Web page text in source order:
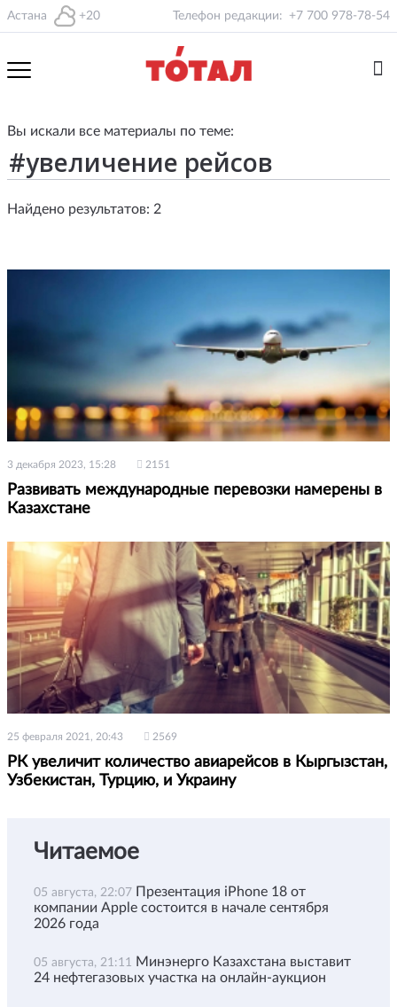
Астана +20 Телефон редакции: +7 700 978-78-54
Вы искали все материалы по теме:
Найдено результатов: 2
3 декабря 2023, 15:28 2151
Развивать международные перевозки намерены в
Казахстане
25 февраля 2021, 20:43 2569
РК увеличит количество авиарейсов в Кыргызстан,
Узбекистан, Турцию, и Украину
Читаемое
05 августа, 22:07 Презентация iPhone 18 от
компании Apple состоится в начале сентября
2026 года
05 августа, 21:11 Минэнерго Казахстана выставит
24 нефтегазовых участка на онлайн-аукцион